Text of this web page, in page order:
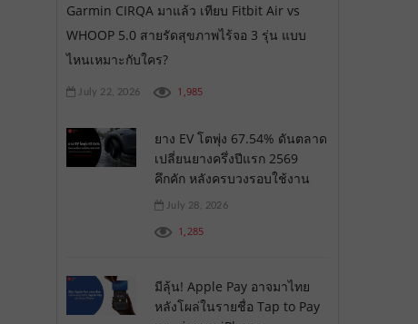
Garmin CIRQA มาแล้ว เทียบ Fitbit Air vs
WHOOP 5.0 สายรัดสุขภาพไร้จอ 3 รุ่น แบบ
ไหนเหมาะกับใคร?
July 22, 2026 1,985
ยาง EV โตพุ่ง 67.54% ดันตลาด
เปลี่ยนยางครึ่งปีแรก 2569
คึกคัก หลังครบวงรอบใช้งาน
July 28, 2026
1,285
มีลุ้น! Apple Pay อาจมาไทย
หลังโผล่ในรายชื่อ Tap to Pay